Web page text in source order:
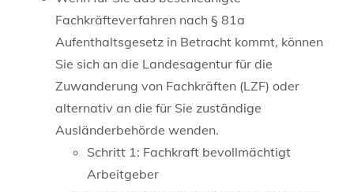
Fachkräfteverfahren nach § 81a
Aufenthaltsgesetz in Betracht kommt, können
Sie sich an die Landesagentur für die
Zuwanderung von Fachkräften (LZF) oder
alternativ an die für Sie zuständige
Ausländerbehörde wenden.
Schritt 1: Fachkraft bevollmächtigt
Arbeitgeber